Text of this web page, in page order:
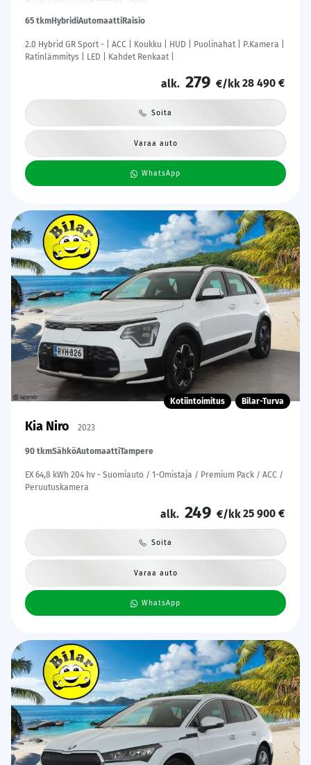
65 tkmHybridiAutomaattiRaisio
2.0 Hybrid GR Sport - | ACC | Koukku | HUD | Puolinahat | P.Kamera |
Ratinlämmitys | LED | Kahdet Renkaat |
alk. 279 €/kk28 490 €
Soita
Varaa auto
WhatsApp
Kotiintoimitus Bilar-Turva
Kia Niro 2023
90 tkmSähköAutomaattiTampere
EX 64,8 kWh 204 hv - Suomiauto / 1-Omistaja / Premium Pack / ACC /
Peruutuskamera
alk. 249 €/kk25 900 €
Soita
Varaa auto
WhatsApp